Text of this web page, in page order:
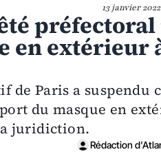
13 janvier 2022
en extérieur
Paris a suspendu
du masque en
juridiction.
Rédaction